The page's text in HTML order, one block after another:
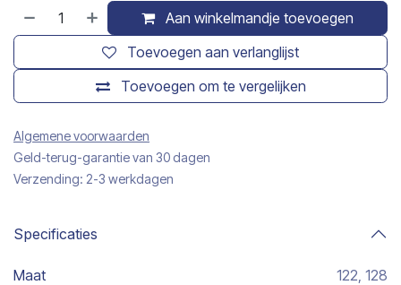
Aan winkelmandje toevoegen
Toevoegen om te vergelijken
Toevoegen aan verlanglijst
Algemene voorwaarden
Geld-terug-garantie van 30 dagen
Verzending: 2-3 werkdagen
Specificaties
Maat 122, 128